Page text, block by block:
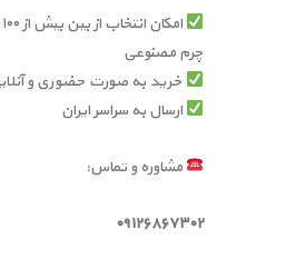
چرم مصنوعی
خرید به صورت حضوری و
ارسال به سراسر ایران
مشاوره و تماس:
۰۹۱۲۶۸۶۷۳۰۲